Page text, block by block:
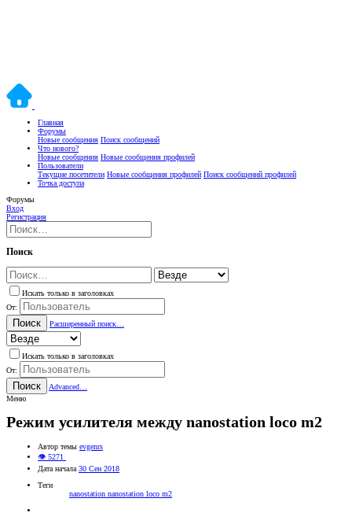
Главная
Форумы
Новые сообщения Поиск сообщений
Что нового?
Новые сообщения Новые сообщения профилей
Пользователи
Текущие посетители Новые сообщения профилей Поиск сообщений профилей
Точка доступа
Форумы
Вход
Регистрация
Поиск
Искать только в заголовках
От:
Поиск Расширенный поиск…
Искать только в заголовках
От:
Поиск
Advanced…
Меню
Режим усилителя между nanostation loco m2
Автор темы evgenrs
👁 5271
Дата начала 30 Сен 2018
Теги
nanostation nanostation loco m2